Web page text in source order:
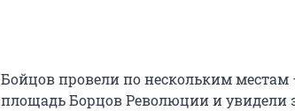
Бойцов провели по нескольким
площадь Борцов Революции и